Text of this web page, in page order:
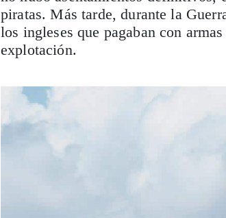
piratas. Más tarde, durante la
los ingleses que pagaban con
explotación.